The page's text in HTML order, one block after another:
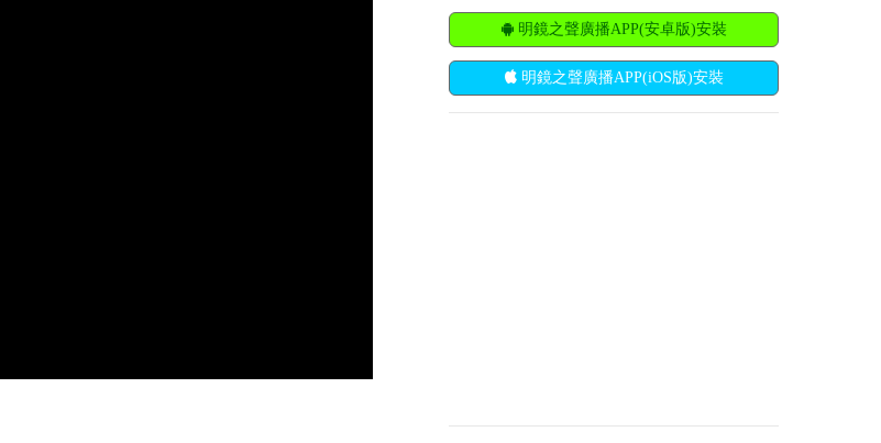
明鏡之聲廣播APP(安卓版)安裝
明鏡之聲廣播APP(iOS版)安裝